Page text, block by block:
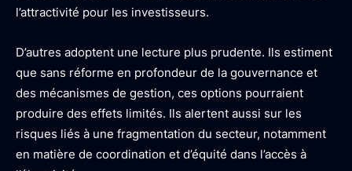
l’attractivité pour les investisseurs.
D’autres adoptent une lecture plus prudente. Ils estiment
que sans réforme en profondeur de la gouvernance et
des mécanismes de gestion, ces options pourraient
produire des effets limités. Ils alertent aussi sur les
risques liés à une fragmentation du secteur, notamment
en matière de coordination et d’équité dans l’accès à